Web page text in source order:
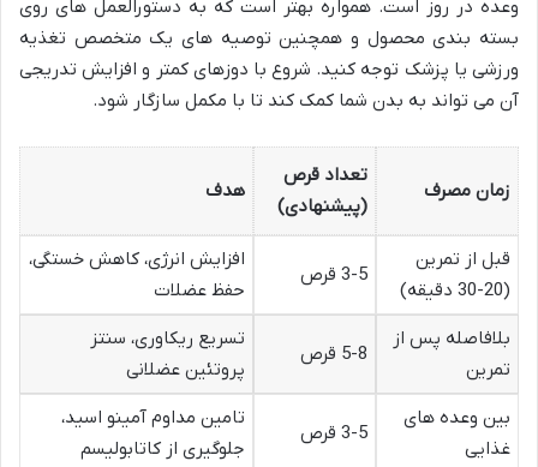
وعده در روز است. همواره بهتر است که به دستورالعمل های روی
بسته بندی محصول و همچنین توصیه های یک متخصص تغذیه
ورزشی یا پزشک توجه کنید. شروع با دوزهای کمتر و افزایش تدریجی
آن می تواند به بدن شما کمک کند تا با مکمل سازگار شود.
زمان مصرف
تعداد قرص
(پیشنهادی)
هدف
قبل از تمرین
(20-30 دقیقه)
3-5 قرص
افزایش انرژی، کاهش خستگی،
حفظ عضلات
بلافاصله پس از
تمرین
5-8 قرص
تسریع ریکاوری، سنتز
پروتئین عضلانی
بین وعده های
غذایی
3-5 قرص
تامین مداوم آمینو اسید،
جلوگیری از کاتابولیسم